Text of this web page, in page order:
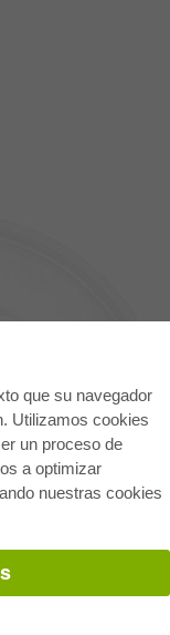
que su navegador
Utilizamos cookies
un proceso de
a optimizar
nuestras cookies